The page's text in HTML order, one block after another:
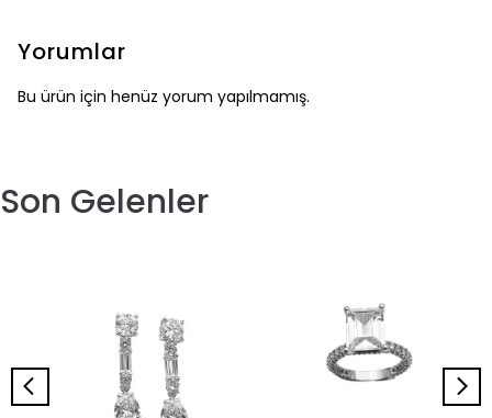
Yorumlar
Bu ürün için henüz yorum yapılmamış.
Son Gelenler